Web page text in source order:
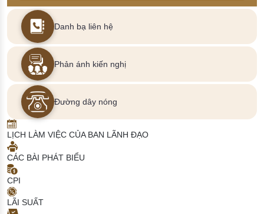
Danh bạ liên hệ
Phản ánh kiến nghị
Đường dây nóng
LỊCH LÀM VIỆC CỦA BAN LÃNH ĐẠO
CÁC BÀI PHÁT BIỂU
CPI
LÃI SUẤT